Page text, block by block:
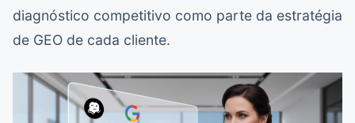
diagnóstico competitivo como parte da estratégia
de GEO de cada cliente.